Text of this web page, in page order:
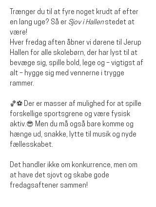
Trænger du til at fyre noget krudt af efter
en lang uge? Så er Sjov i Hallen stedet at
være!
Hver fredag aften åbner vi dørene til Jerup
Hallen for alle skolebørn, der har lyst til at
bevæge sig, spille bold, lege og – vigtigst af
alt – hygge sig med vennerne i trygge
rammer.
🏀⚽ Der er masser af mulighed for at spille
forskellige sportsgrene og være fysisk
aktiv.😎 Men du må også bare komme og
hænge ud, snakke, lytte til musik og nyde
fællesskabet.
Det handler ikke om konkurrence, men om
at have det sjovt og skabe gode
fredagsaftener sammen!